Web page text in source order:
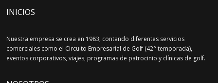
INICIOS
Nuestra empresa se crea en 1983, contando diferentes servicios
comerciales como el Circuito Empresarial de Golf (42° temporada),
eventos corporativos, viajes, programas de patrocinio y clínicas de golf.